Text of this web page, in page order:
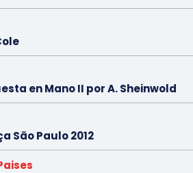
en Mano II por A. Sheinwold
São Paulo 2012